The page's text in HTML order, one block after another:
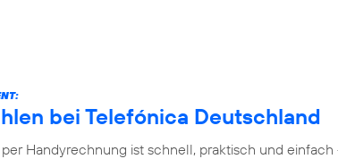
bei Telefónica Deutschland
Handyrechnung ist schnell, praktisch und